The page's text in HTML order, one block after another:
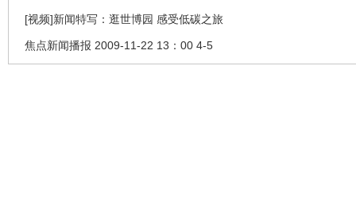
[视频]新闻特写：逛世博园 感受低碳之旅
焦点新闻播报 2009-11-22 13：00 4-5